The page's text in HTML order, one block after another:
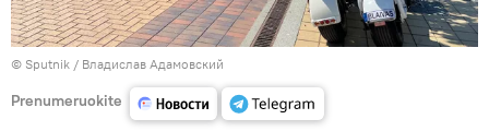
© Sputnik / Владислав Адамовский
Prenumeruokite